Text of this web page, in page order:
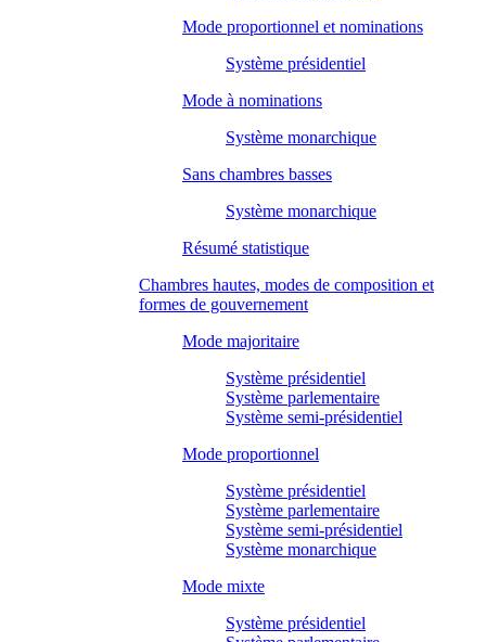
Mode proportionnel et nominations
Système présidentiel
Mode à nominations
Système monarchique
Sans chambres basses
Système monarchique
Résumé statistique
Chambres hautes, modes de composition et
formes de gouvernement
Mode majoritaire
Système présidentiel
Système parlementaire
Système semi-présidentiel
Mode proportionnel
Système présidentiel
Système parlementaire
Système semi-présidentiel
Système monarchique
Mode mixte
Système présidentiel